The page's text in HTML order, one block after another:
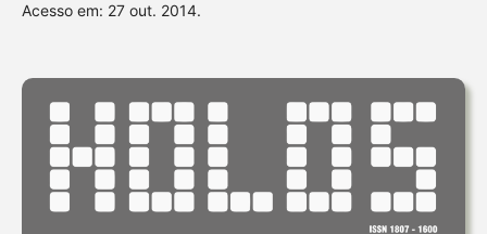
Acesso em: 27 out. 2014.